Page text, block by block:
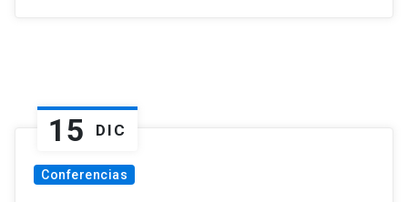
15 DIC
Conferencias